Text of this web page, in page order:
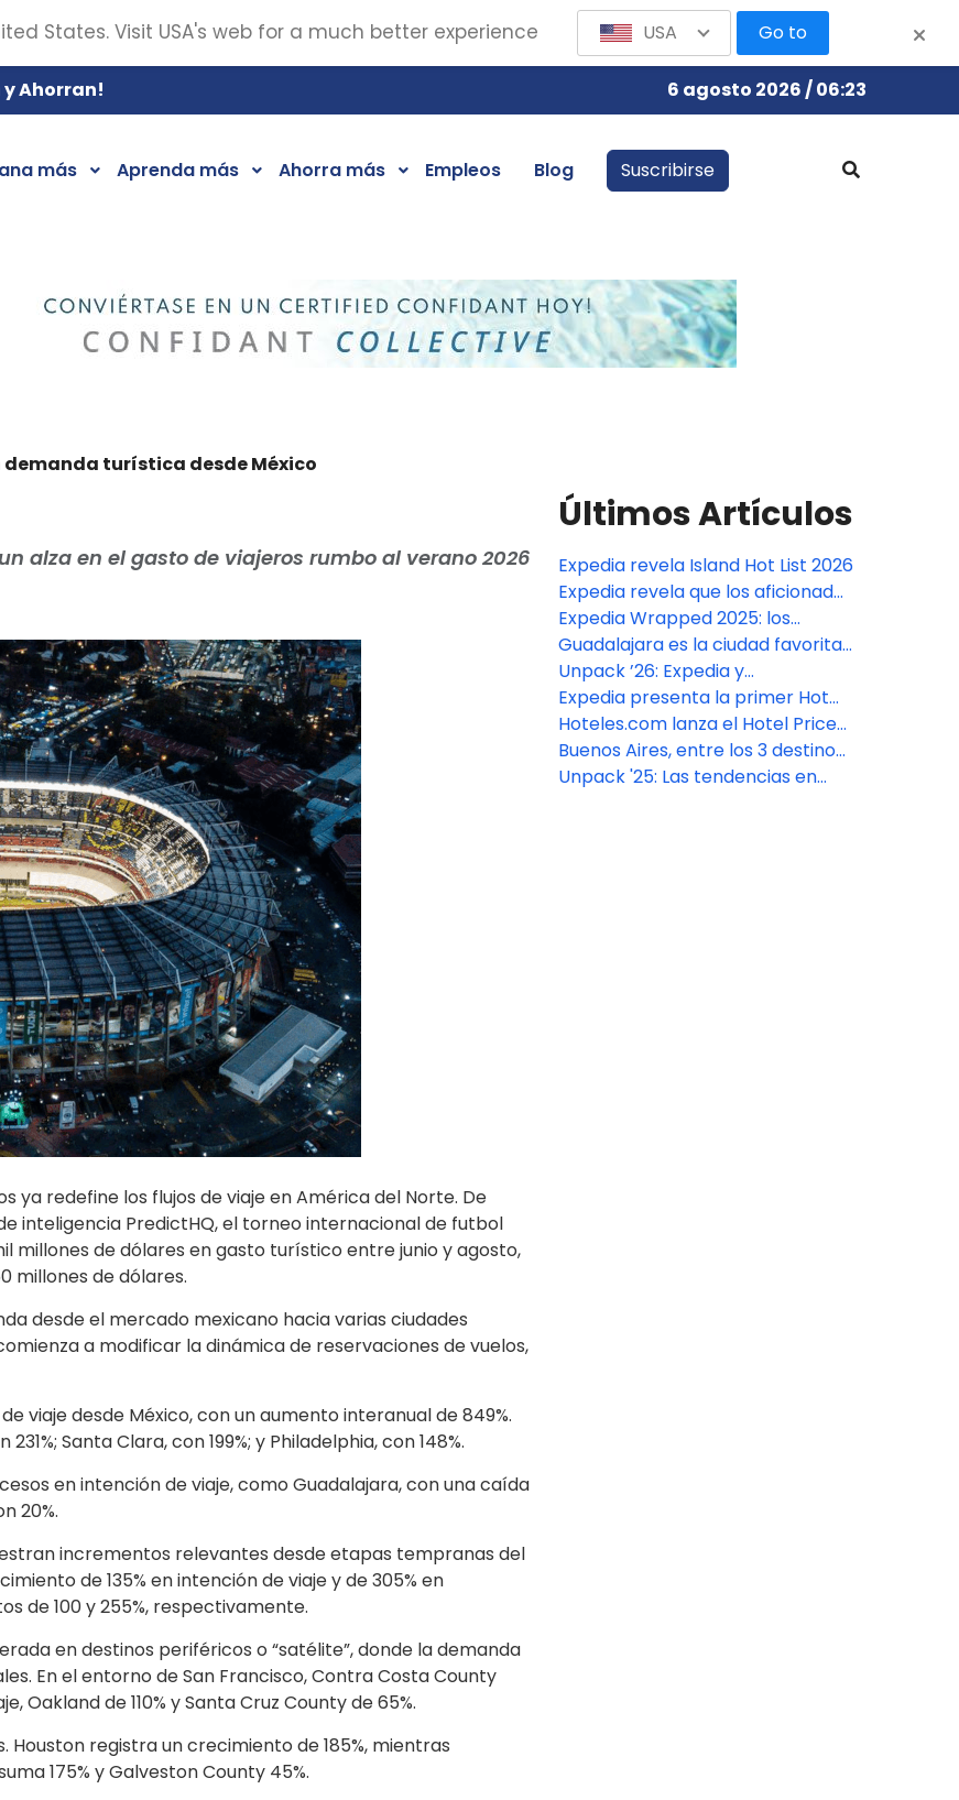
y Ahorran! 6 agosto 2026 / 06:23
más Aprenda más Ahorra más Empleos Blog Suscribirse
turística desde México
alza en el gasto de viajeros rumbo al verano 2026
ya redefine los flujos de viaje en América del Norte. De
inteligencia PredictHQ, el torneo internacional de futbol
millones de dólares en gasto turístico entre junio y agosto,
millones de dólares.
desde el mercado mexicano hacia varias ciudades
a modificar la dinámica de reservaciones de vuelos,
viaje desde México, con un aumento interanual de 849%.
Santa Clara, con 199%; y Philadelphia, con 148%.
en intención de viaje, como Guadalajara, con una caída
20%.
incrementos relevantes desde etapas tempranas del
de 135% en intención de viaje y de 305% en
de 100 y 255%, respectivamente.
en destinos periféricos o “satélite”, donde la demanda
En el entorno de San Francisco, Contra Costa County
Oakland de 110% y Santa Cruz County de 65%.
registra un crecimiento de 185%, mientras
175% y Galveston County 45%.
Últimos Artículos
Expedia revela Island Hot List 2026
Expedia revela que los aficionados
mantienen la demanda de viajes
para el fútbol de este verano
pese al aumento de precios
Expedia Wrapped 2025: los
destinos más buscados del año
Guadalajara es la ciudad favorita
de los aficionados mexicanos
para ver a la Selección Nacional
según el Fan Travel Outlook de
Expedia
Unpack ’26: Expedia y
Hoteles.com revelan cómo
viajarán los turistas en 2026
Expedia presenta la primer Hot
List de Islas 2025
Hoteles.com lanza el Hotel Price
Index™ 2025
Buenos Aires, entre los 3 destinos
en tendencia a nivel mundial
Unpack '25: Las tendencias en
States. Visit USA's web for a much better experience USA Go to